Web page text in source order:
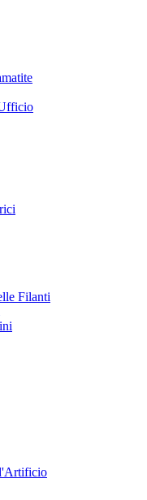
Filanti